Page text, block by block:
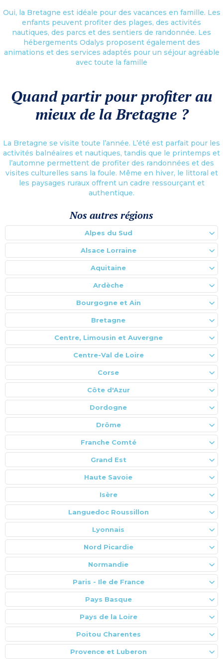
Oui, la Bretagne est idéale pour des vacances en famille. Les
enfants peuvent profiter des plages, des activités
nautiques, des parcs et des sentiers de randonnée. Les
hébergements Odalys proposent également des
animations et des services adaptés pour un séjour agréable
avec toute la famille
Quand partir pour profiter au
mieux de la Bretagne ?
La Bretagne se visite toute l’année. L’été est parfait pour les
activités balnéaires et nautiques, tandis que le printemps et
l’automne permettent de profiter des randonnées et des
visites culturelles sans la foule. Même en hiver, le littoral et
les paysages ruraux offrent un cadre ressourçant et
authentique.
Nos autres régions
Alpes du Sud
Alsace Lorraine
Aquitaine
Ardèche
Bourgogne et Ain
Bretagne
Centre, Limousin et Auvergne
Centre-Val de Loire
Corse
Côte d'Azur
Dordogne
Drôme
Franche Comté
Grand Est
Haute Savoie
Isère
Languedoc Roussillon
Lyonnais
Nord Picardie
Normandie
Paris - Ile de France
Pays Basque
Pays de la Loire
Poitou Charentes
Provence et Luberon